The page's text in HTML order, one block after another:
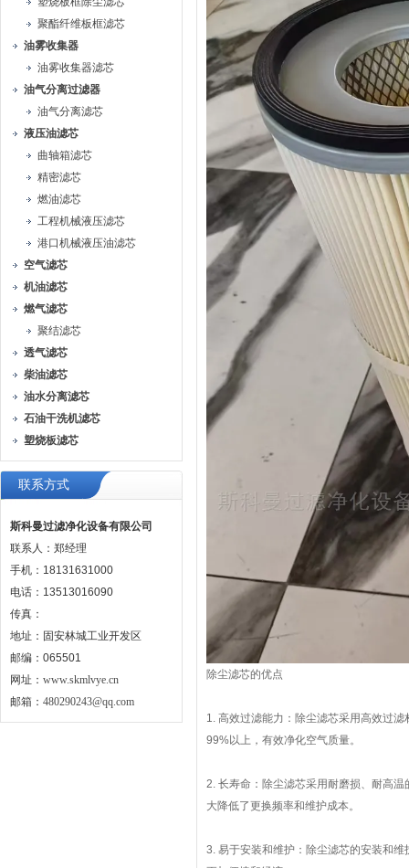
聚酯纤维板框滤芯
油雾收集器
油雾收集器滤芯
油气分离过滤器
油气分离滤芯
液压油滤芯
曲轴箱滤芯
精密滤芯
燃油滤芯
工程机械液压滤芯
港口机械液压油滤芯
空气滤芯
机油滤芯
燃气滤芯
聚结滤芯
透气滤芯
柴油滤芯
油水分离滤芯
石油干洗机滤芯
塑烧板滤芯
联系方式
斯科曼过滤净化设备有限公司
联系人：郑经理
手机：18131631000
电话：13513016090
传真：
地址：固安林城工业开发区
邮编：065501
网址： www.skmlvye.cn
邮箱： 480290243@qq.com
除尘滤芯的优点
1. 高效过滤能力：除尘滤芯采用高效过
99%以上，有效净化空气质量。
2. 长寿命：除尘滤芯采用耐磨损、耐高
大降低了更换频率和维护成本。
3. 易于安装和维护：除尘滤芯的安装和